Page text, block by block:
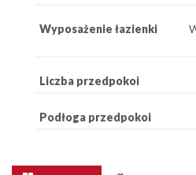
Wyposażenie łazienki
Liczba przedpokoi
Podłoga przedpokoi